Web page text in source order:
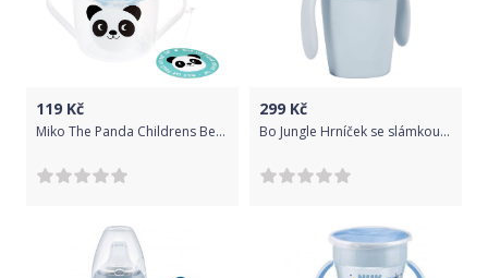
119 Kč
Miko The Panda Childrens Beaker uni
299 Kč
Bo Jungle Hrníček se slámkou CPLA Blue